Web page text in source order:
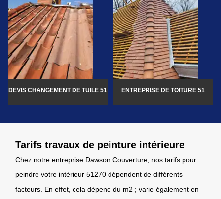
DEVIS CHANGEMENT DE TUILE 51 ENTREPRISE DE TOITURE 51
Tarifs travaux de peinture intérieure
Chez notre entreprise Dawson Couverture, nos tarifs pour
peindre votre intérieur 51270 dépendent de différents
facteurs. En effet, cela dépend du m2 ; varie également en